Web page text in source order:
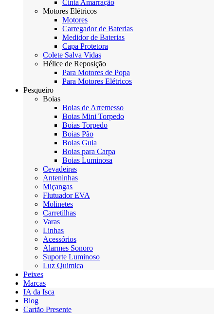
Cinta Amarração
Motores Elétricos
Motores
Carregador de Baterias
Medidor de Baterias
Capa Protetora
Colete Salva Vidas
Hélice de Reposição
Para Motores de Popa
Para Motores Elétricos
Pesqueiro
Boias
Boias de Arremesso
Boias Mini Torpedo
Boias Torpedo
Boias Pão
Boias Guia
Boias para Carpa
Boias Luminosa
Cevadeiras
Anteninhas
Miçangas
Flutuador EVA
Molinetes
Carretilhas
Varas
Linhas
Acessórios
Alarmes Sonoro
Suporte Luminoso
Luz Quimica
Peixes
Marcas
IA da Isca
Blog
Cartão Presente